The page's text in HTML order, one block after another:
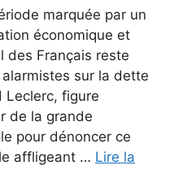
marquée par un
économique et
des Français reste
sur la dette
Leclerc, figure
de la grande
pour dénoncer ce
affligeant … Lire la